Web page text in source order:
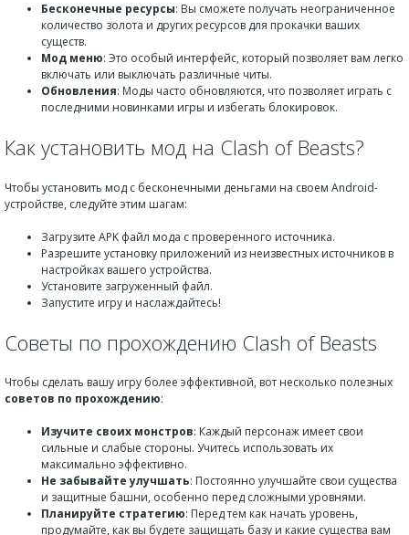
Бесконечные ресурсы: Вы сможете получать неограниченное
количество золота и других ресурсов для прокачки ваших
существ.
Мод меню: Это особый интерфейс, который позволяет вам легко
включать или выключать различные читы.
Обновления: Моды часто обновляются, что позволяет играть с
последними новинками игры и избегать блокировок.
Как установить мод на Clash of Beasts?
Чтобы установить мод с бесконечными деньгами на своем Android-
устройстве, следуйте этим шагам:
Загрузите APK файл мода с проверенного источника.
Разрешите установку приложений из неизвестных источников в
настройках вашего устройства.
Установите загруженный файл.
Запустите игру и наслаждайтесь!
Советы по прохождению Clash of Beasts
Чтобы сделать вашу игру более эффективной, вот несколько полезных
советов по прохождению:
Изучите своих монстров: Каждый персонаж имеет свои
сильные и слабые стороны. Учитесь использовать их
максимально эффективно.
Не забывайте улучшать: Постоянно улучшайте свои существа
и защитные башни, особенно перед сложными уровнями.
Планируйте стратегию: Перед тем как начать уровень,
продумайте, как вы будете защищать базу и какие существа вам